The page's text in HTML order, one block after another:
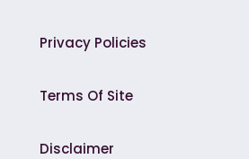
Privacy Policies
Terms Of Site
Disclaimer